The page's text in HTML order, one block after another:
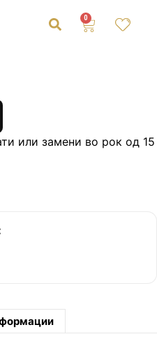
0
или замени во рок од 15